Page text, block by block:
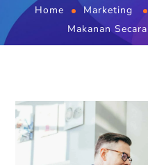
Home Marketing
Makanan